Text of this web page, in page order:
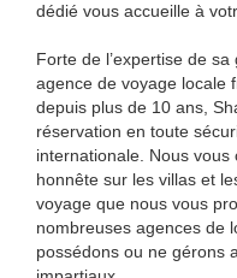
dédié vous accueille à
Forte de l’expertise de
agence de voyage locale
depuis plus de 10 ans,
réservation en toute
internationale. Nous
honnête sur les villas et
voyage que nous vous
nombreuses agences de
possédons ou ne gérons